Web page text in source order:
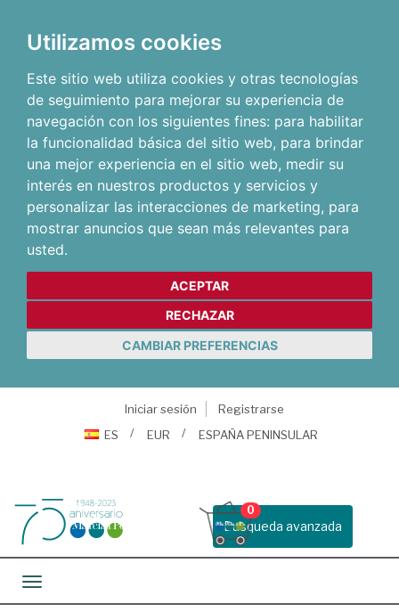
Utilizamos cookies
Este sitio web utiliza cookies y otras tecnologías
de seguimiento para mejorar su experiencia de
navegación con los siguientes fines: para habilitar
la funcionalidad básica del sitio web, para brindar
una mejor experiencia en el sitio web, medir su
interés en nuestros productos y servicios y
personalizar las interacciones de marketing, para
mostrar anuncios que sean más relevantes para
usted.
ACEPTAR
RECHAZAR
CAMBIAR PREFERENCIAS
Iniciar sesión
Registrarse
ES
EUR ESPAÑA PENINSULAR
Busqueda avanzada
0
Toggle navigation